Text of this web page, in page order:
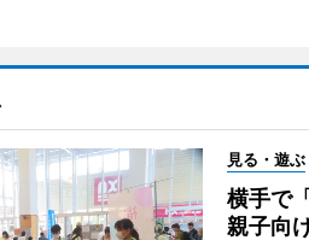
見る・遊ぶ
横手で
親子向